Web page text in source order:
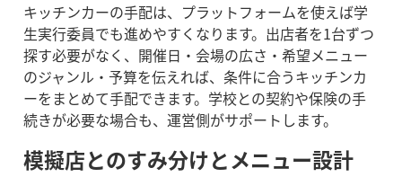
キッチンカーの手配は、プラットフォームを使えば学
生実行委員でも進めやすくなります。出店者を1台ずつ
探す必要がなく、開催日・会場の広さ・希望メニュー
のジャンル・予算を伝えれば、条件に合うキッチンカ
ーをまとめて手配できます。学校との契約や保険の手
続きが必要な場合も、運営側がサポートします。
模擬店とのすみ分けとメニュー設計